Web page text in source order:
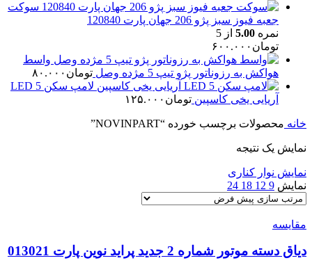
سوکت
جعبه فیوز سبز پژو 206 جهان پارت 120840
نمره 5.00 از 5
تومان ۶۰۰.۰۰۰
واسط
هواکش به رزوناتور پژو تیپ 5 مژده وصل
تومان ۸۰.۰۰۰
لامپ سکن LED 5
آریایی یخی کاسپین تومان ۱۲۵.۰۰۰
خانه محصولات برچسب خورده “NOVINPART”
نمایش یک نتیجه
نمایش نوار کناری
نمایش 9
12
18
24
مقایسه
دیاق دسته موتور شماره 2 جدید پراید نوین پارت 013021